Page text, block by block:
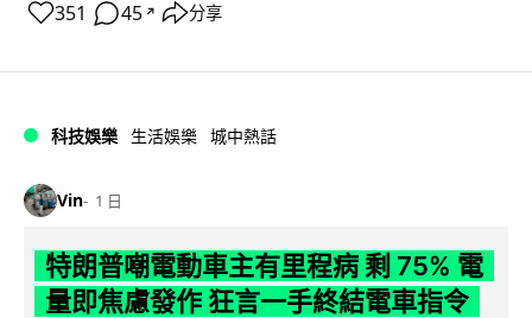
351 45 ↗ 分享
科技娛樂 生活娛樂 城中熱話
Vin 1 日
特朗普嘲電動車主有里程病 剩 75% 電
量即焦慮發作 狂言一手終結電車指令